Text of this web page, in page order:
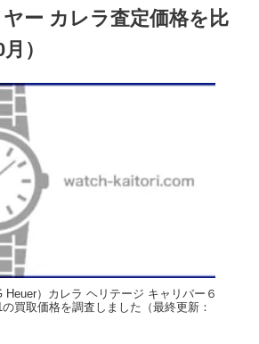
ー カレラ査定価格を比
）
Heuer）カレラ ヘリテージ キャリバー６
買取価格を調査しました（最終更新：